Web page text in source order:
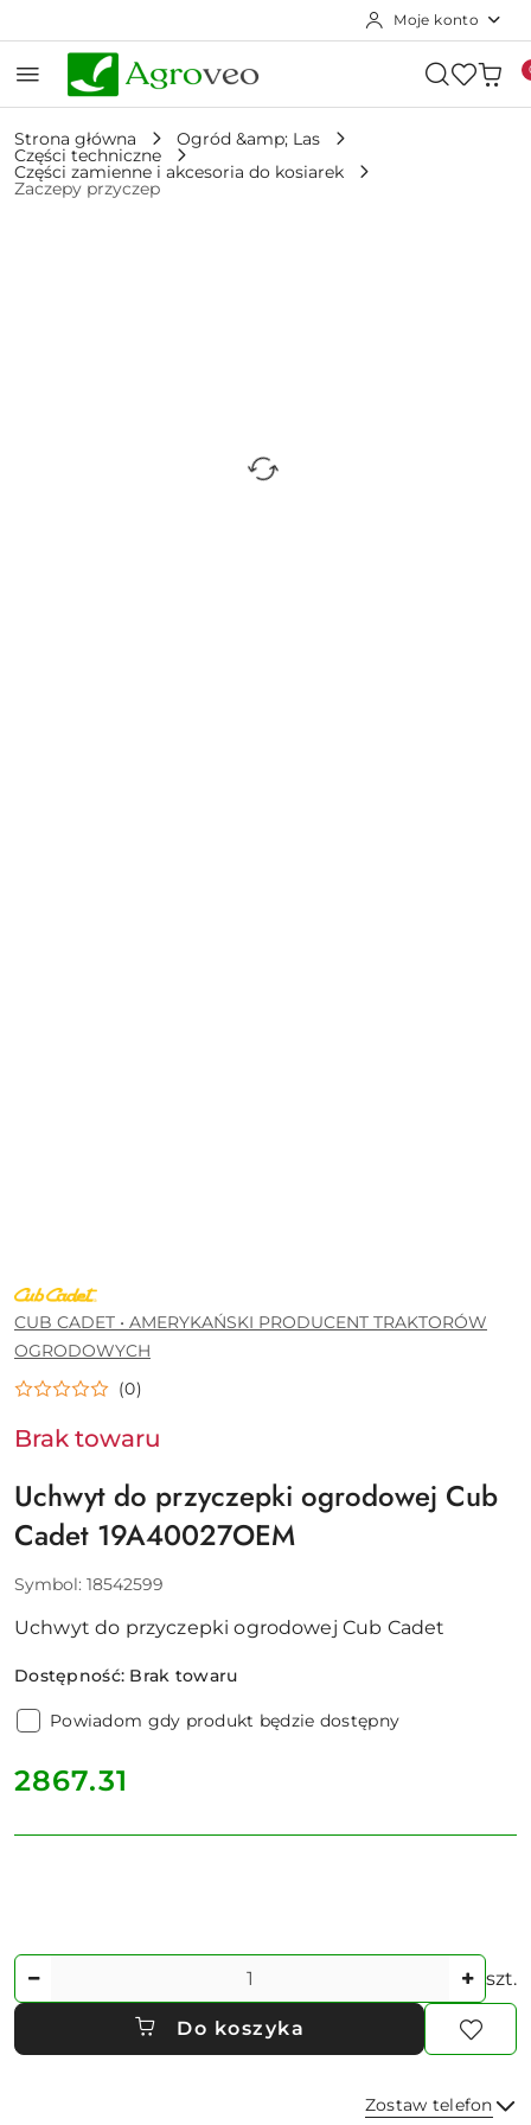
Moje konto
Strona główna Ogród &amp; Las
Części techniczne
Części zamienne i akcesoria do kosiarek
Zaczepy przyczep
CUB
CADET
•
AMERYKAŃSKI
PRODUCENT
OGRODOWYCH
CUB CADET • AMERYKAŃSKI PRODUCENT TRAKTORÓW
OGRODOWYCH
(0)
Brak towaru
Uchwyt do przyczepki ogrodowej Cub
Cadet 19A40027OEM
Symbol: 18542599
Uchwyt do przyczepki ogrodowej Cub Cadet
Dostępność: Brak towaru
Powiadom gdy produkt będzie dostępny
cena:
2867.31
Ilość szt.
Do koszyka
Zostaw telefon